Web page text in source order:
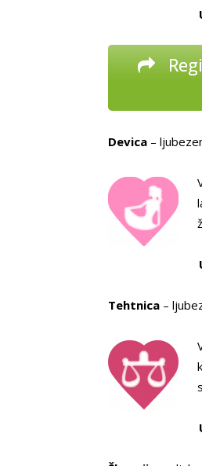
Devica –
Tehtnica –